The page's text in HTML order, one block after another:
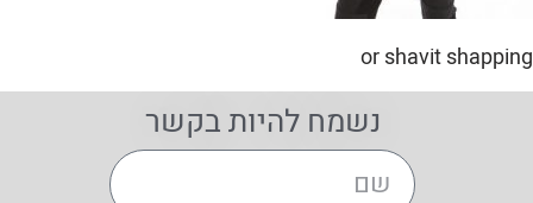
or shavit shapping
נשמח להיות בקשר